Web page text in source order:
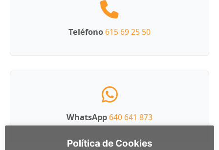
Teléfono 615 69 25 50
WhatsApp 640 641 873
Política de Cookies